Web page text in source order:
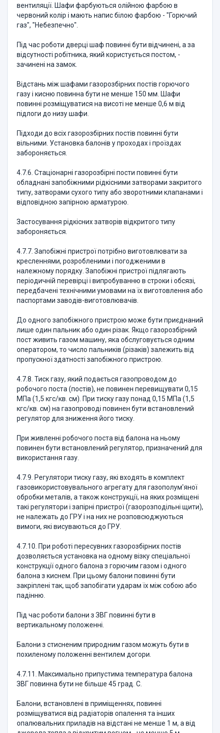
вентиляції. Шафи фарбуються олійною фарбою в
червоний колір і мають напис білою фарбою - "Горючий
газ", "Небезпечно".
Під час роботи дверці шаф повинні бути відчинені, а за
відсутності робітника, який користується постом, -
зачинені на замок.
Відстань між шафами газорозбірних постів горючого
газу і кисню повинна бути не менше 150 мм. Шафи
повинні розміщуватися на висоті не менше 0,6 м від
підлоги до низу шафи.
Підходи до всіх газорозбірних постів повинні бути
вільними. Установка балонів у проходах і проїздах
забороняється.
4.7.6. Стаціонарні газорозбірні пости повинні бути
обладнані запобіжними рідкісними затворами закритого
типу, затворами сухого типу або зворотними клапанами і
відповідною запірною арматурою.
Застосування рідкісних затворів відкритого типу
забороняється.
4.7.7. Запобіжні пристрої потрібно виготовлювати за
кресленнями, розробленими і погодженими в
належному порядку. Запобіжні пристрої підлягають
періодичній перевірці і випробуванню в строки і обсязі,
передбачені технічними умовами на їх виготовлення або
паспортами заводів-виготовлювачів.
До одного запобіжного пристрою може бути приєднаний
лише один пальник або один різак. Якщо газорозбірний
пост живить газом машину, яка обслуговується одним
оператором, то число пальників (різаків) залежить від
пропускної здатності запобіжного пристрою.
4.7.8. Тиск газу, який подається газопроводом до
робочого поста (постів), не повинен перевищувати 0,15
МПа (1,5 кгс/кв. см). При тиску газу понад 0,15 МПа (1,5
кгс/кв. см) на газопроводі повинен бути встановлений
регулятор для зниження його тиску.
При живленні робочого поста від балона на ньому
повинен бути встановлений регулятор, призначений для
використання газу.
4.7.9. Регулятори тиску газу, які входять в комплект
газовикористовувального агрегату для газополум'яної
обробки металів, а також конструкції, на яких розміщені
такі регулятори і запірні пристрої (газорозподільні щити),
не належать до ГРУ і на них не розповсюджуються
вимоги, які висуваються до ГРУ.
4.7.10. При роботі пересувних газорозбірних постів
дозволяється установка на одному візку спеціальної
конструкції одного балона з горючим газом і одного
балона з киснем. При цьому балони повинні бути
закріплені так, щоб запобігати ударам їх між собою або
падінню.
Під час роботи балони з ЗВГ повинні бути в
вертикальному положенні.
Балони з стисненим природним газом можуть бути в
похиленому положенні вентилем догори.
4.7.11. Максимально припустима температура балона
ЗВГ повинна бути не більше 45 град. С.
Балони, встановлені в приміщеннях, повинні
розміщуватися від радіаторів опалення та інших
опалювальних приладів на відстані не менше 1 м, а від